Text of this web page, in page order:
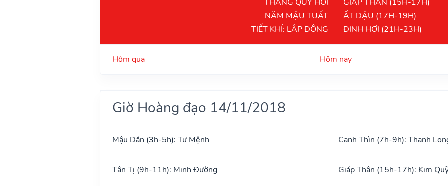
THÁNG QUÝ HỢI
NĂM MẬU TUẤT
TIẾT KHÍ: LẬP ĐÔNG
GIÁP THÂN (15H-17H)
ẤT DẬU (17H-19H)
ĐINH HỢI (21H-23H)
Hôm qua Hôm nay
Giờ Hoàng đạo 14/11/2018
Mậu Dần (3h-5h): Tư Mệnh Canh Thìn (7h-9h): Thanh
Tân Tị (9h-11h): Minh Đường Giáp Thân (15h-17h): Kim